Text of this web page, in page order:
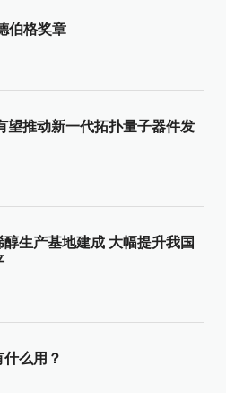
伯格奖章
望推动新一代拓扑量子器件发
生产基地建成 大幅提升我国
什么用？